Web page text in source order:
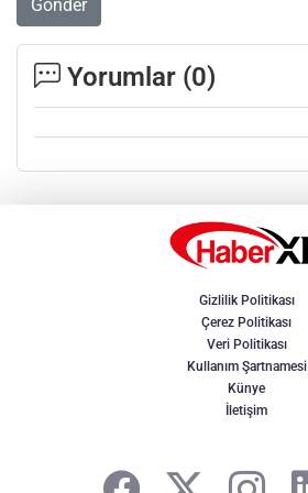
Gönder
Yorumlar (0)
Gizlilik Politikası
Çerez Politikası
Veri Politikası
Kullanım Şartnamesi
Künye
İletişim